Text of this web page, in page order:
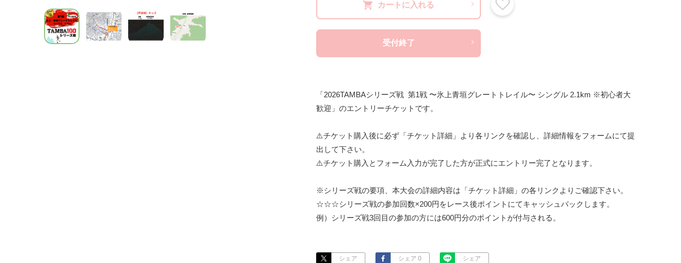
カートに入れる
受付終了
「2026TAMBAシリーズ戦  第1戦 〜氷上青垣グレートトレイル〜 シングル 2.1km ※初心者大
歓迎」のエントリーチケットです。
⚠️チケット購入後に必ず「チケット詳細」より各リンクを確認し、詳細情報をフォームにて提
出して下さい。
⚠️チケット購入とフォーム入力が完了した方が正式にエントリー完了となります。
※シリーズ戦の要項、本大会の詳細内容は「チケット詳細」の各リンクよりご確認下さい。
☆☆☆シリーズ戦の参加回数×200円をレース後ポイントにてキャッシュバックします。
例）シリーズ戦3回目の参加の方には600円分のポイントが付与される。
シェア シェア 0 シェア